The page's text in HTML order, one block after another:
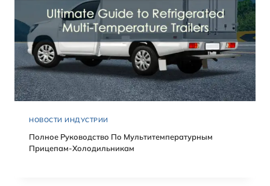
НОВОСТИ ИНДУСТРИИ
Полное Руководство По Мультитемпературным
Прицепам-Холодильникам